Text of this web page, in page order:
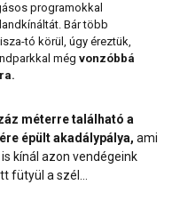
programokkal
Bár több
tó körül, úgy éreztük,
még vonzóbbá
méterre található a
épült akadálypálya, ami
kínál azon vendégeink
fütyül a szél…